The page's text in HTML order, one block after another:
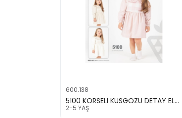
600.138
5100 KORSELI KUSGOZU DETAY ELBISE
2-5 YAŞ